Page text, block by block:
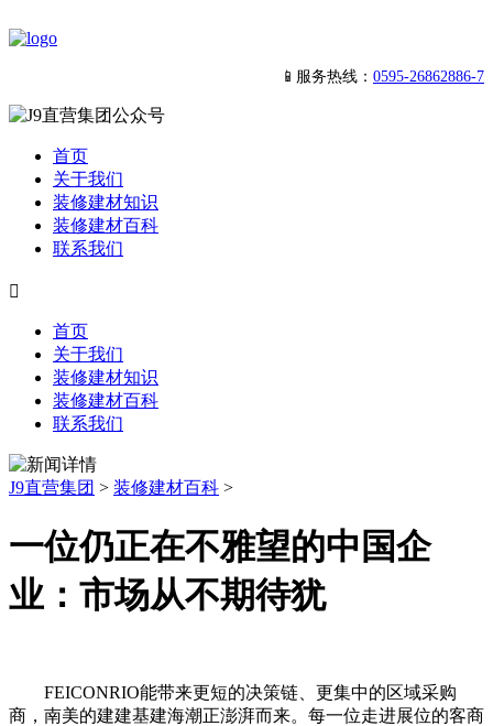
📱服务热线： 0595-26862886-7
首页
关于我们
装修建材知识
装修建材百科
联系我们

首页
关于我们
装修建材知识
装修建材百科
联系我们
J9直营集团 > 装修建材百科 >
一位仍正在不雅望的中国企
业：市场从不期待犹
FEICONRIO能带来更短的决策链、更集中的区域采购
商，南美的建建基建海潮正澎湃而来。每一位走进展位的客商